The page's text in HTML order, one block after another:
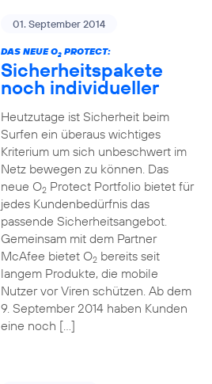
01. September 2014
DAS NEUE O2PROTECT:
Sicherheitspakete
noch individueller
Heutzutage ist Sicherheit beim
Surfen ein überaus wichtiges
Kriterium um sich unbeschwert im
Netz bewegen zu können. Das
neue O2Protect Portfolio bietet für
jedes Kundenbedürfnis das
passende Sicherheitsangebot.
Gemeinsam mit dem Partner
McAfee bietet O2bereits seit
langem Produkte, die mobile
Nutzer vor Viren schützen. Ab dem
9. September 2014 haben Kunden
eine noch […]